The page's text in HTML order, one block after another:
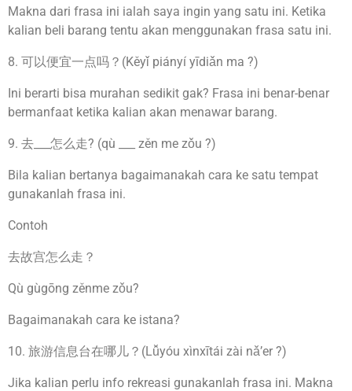
Makna dari frasa ini ialah saya ingin yang satu ini. Ketika
kalian beli barang tentu akan menggunakan frasa satu ini.
8. 可以便宜一点吗？(Kěyǐ piányí yīdiǎn ma ?)
Ini berarti bisa murahan sedikit gak? Frasa ini benar-benar
bermanfaat ketika kalian akan menawar barang.
9. 去___怎么走? (qù ___ zěn me zǒu ?)
Bila kalian bertanya bagaimanakah cara ke satu tempat
gunakanlah frasa ini.
Contoh
去故宫怎么走？
Qù gùgōng zěnme zǒu?
Bagaimanakah cara ke istana?
10. 旅游信息台在哪儿？(Lǚyóu xìnxītái zài nǎ’er ?)
Jika kalian perlu info rekreasi gunakanlah frasa ini. Makna